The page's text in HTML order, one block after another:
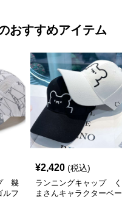
おすすめアイテム
幾
ルフ
¥2,420 (税込)
ランニングキャップ く
まさんキャラクターベー